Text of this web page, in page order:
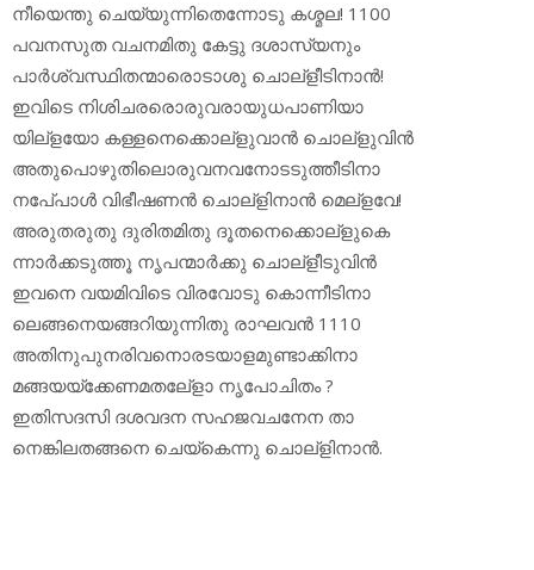
നീയെന്തു ചെയ്യുന്നിതെന്നോടു കശ്മല! 1100
പവനസുത വചനമിതു കേട്ടു ദശാസ്യനും
പാര്‍ശ്വസ്ഥിതന്മാരൊടാശു ചൊല്‌ളീടിനാന്‍!
ഇവിടെ നിശിചരരൊരുവരായുധപാണിയാ
യില്‌ളയോ കള്ളനെക്കൊല്‌ളുവാന്‍ ചൊല്‌ളുവിന്‍
അതുപൊഴുതിലൊരുവനവനോടടുത്തീടിനാ
നപേ്പാള്‍ വിഭീഷണന്‍ ചൊല്‌ളിനാന്‍ മെല്‌ളവേ!
അരുതരുതു ദുരിതമിതു ദൂതനെക്കൊല്‌ളുകെ
ന്നാര്‍ക്കടുത്തൂ നൃപന്മാര്‍ക്കു ചൊല്‌ളീടുവിന്‍
ഇവനെ വയമിവിടെ വിരവോടു കൊന്നീടിനാ
ലെങ്ങനെയങ്ങറിയുന്നിതു രാഘവന്‍ 1110
അതിനുപുനരിവനൊരടയാളമുണ്ടാക്കിനാ
മങ്ങയയ്‌ക്കേണമതലേ്‌ളാ നൃപോചിതം ?
ഇതിസദസി ദശവദന സഹജവചനേന താ
നെങ്കിലതങ്ങനെ ചെയ്‌കെന്നു ചൊല്‌ളിനാന്‍.